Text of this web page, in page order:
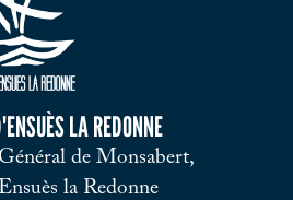
LA REDONNE
de Monsabert,
la Redonne